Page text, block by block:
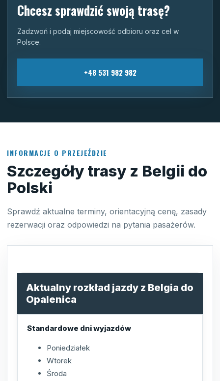
Chcesz sprawdzić swoją trasę?
Zadzwoń i podaj miejscowość odbioru oraz cel w
Polsce.
+48 531 982 982
INFORMACJE O PRZEJEŹDZIE
Szczegóły trasy z Belgii do
Polski
Sprawdź aktualne terminy, orientacyjną cenę, zasady
rezerwacji oraz odpowiedzi na pytania pasażerów.
Aktualny rozkład jazdy z Belgia do
Opalenica
Standardowe dni wyjazdów
Poniedziałek
Wtorek
Środa